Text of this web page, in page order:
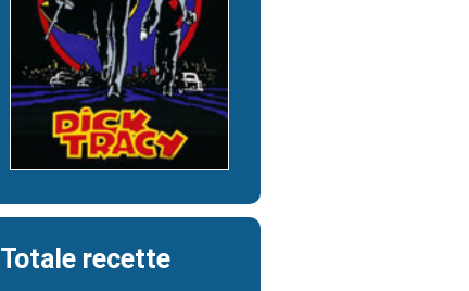
Totale recette